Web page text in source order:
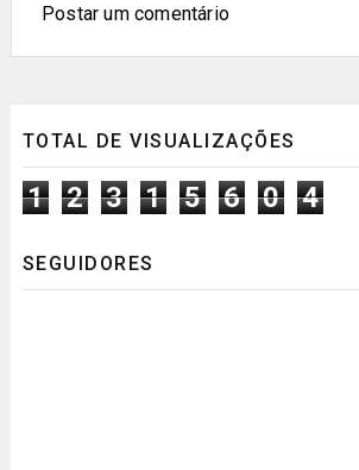
Postar um comentário
TOTAL DE VISUALIZAÇÕES
1 2 3 1 5 6 0 4
SEGUIDORES